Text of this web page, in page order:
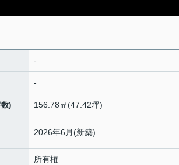
-
-
) 156.78㎡(47.42坪)
2026年6月(新築)
所有権